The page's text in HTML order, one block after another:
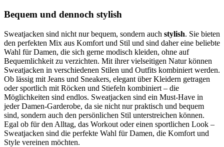
Bequem und dennoch stylish
Sweatjacken sind nicht nur bequem, sondern auch stylish. Sie bieten
den perfekten Mix aus Komfort und Stil und sind daher eine beliebte
Wahl für Damen, die sich gerne modisch kleiden, ohne auf
Bequemlichkeit zu verzichten. Mit ihrer vielseitigen Natur können
Sweatjacken in verschiedenen Stilen und Outfits kombiniert werden.
Ob lässig mit Jeans und Sneakers, elegant über Kleidern getragen
oder sportlich mit Röcken und Stiefeln kombiniert – die
Möglichkeiten sind endlos. Sweatjacken sind ein Must-Have in
jeder Damen-Garderobe, da sie nicht nur praktisch und bequem
sind, sondern auch den persönlichen Stil unterstreichen können.
Egal ob für den Alltag, das Workout oder einen sportlichen Look –
Sweatjacken sind die perfekte Wahl für Damen, die Komfort und
Style vereinen möchten.